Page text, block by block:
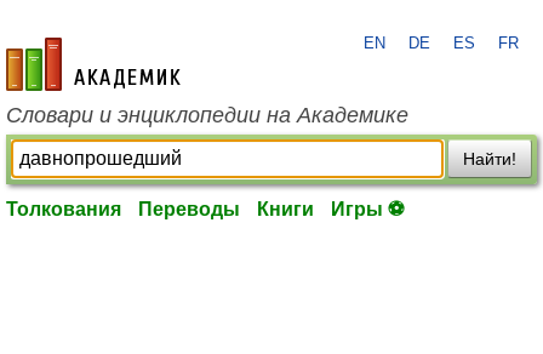
academic.ru
EN DE ES FR
Словари и энциклопедии на Академике
Найти!
Толкования Переводы Книги Игры ⚽